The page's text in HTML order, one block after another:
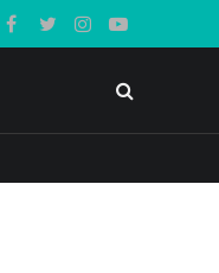
Facebook
TwitterInstagram
YouTube